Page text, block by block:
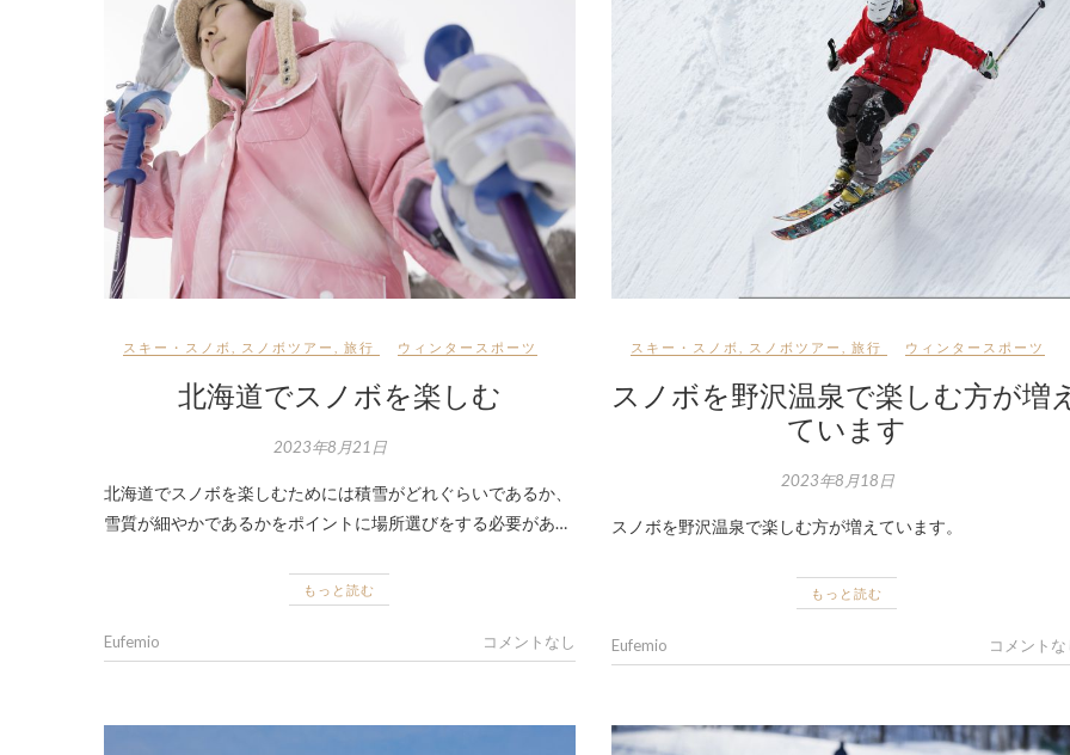
スキー・スノボ スノボツアー ,旅行 ウィンタースポーツ
北海道でスノボを楽しむ
2023年8月21日
北海道でスノボを楽しむためには積雪がどれぐらいであるか、
雪質が細やかであるかをポイントに場所選びをする必要があ…
もっと読む
Eufemio コメントなし
スキー・スノボ スノボツアー 旅行 ウィンタースポーツ
スノボを野沢温泉で楽しむ方が増
ています
2023年8月18日
スノボを野沢温泉で楽しむ方が増えています。
もっと読む
Eufemio コメントな